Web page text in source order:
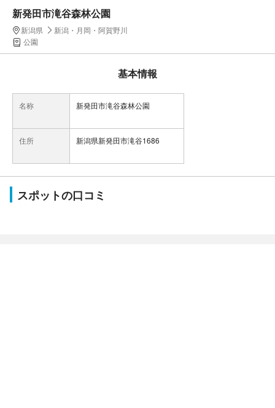
新発田市滝谷森林公園
新潟県
新潟・月岡・阿賀野川
公園
基本情報
名称 新発田市滝谷森林公園
住所 新潟県新発田市滝谷1686
スポットの口コミ